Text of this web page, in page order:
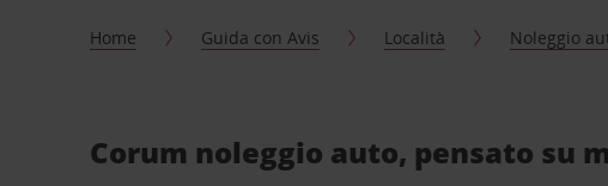
Home Guida con Avis Località Noleggio
Corum noleggio auto, pensato su